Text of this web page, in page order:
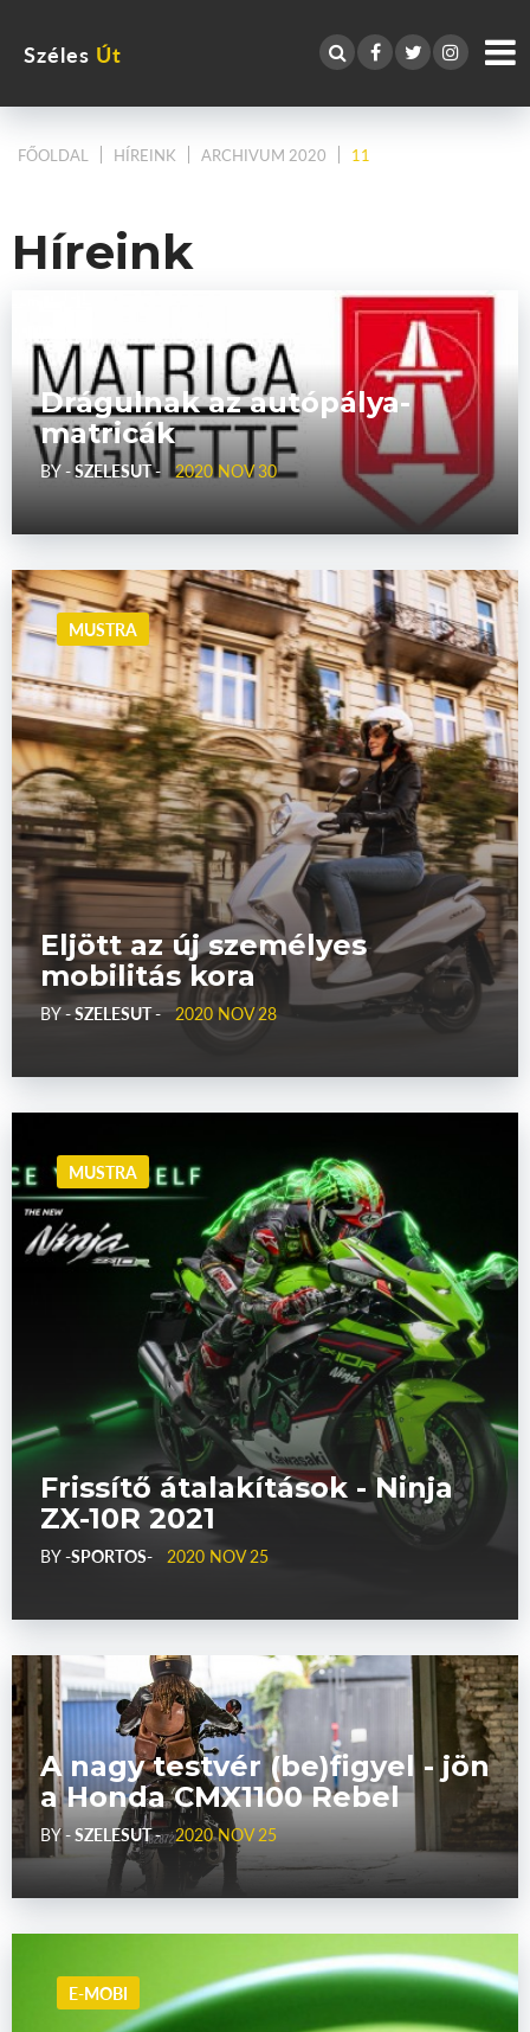
Széles Út
FŐOLDAL HÍREINK ARCHIVUM 2020 11
Híreink
Drágulnak az autópálya-
matricák
BY- SZELESUT - 2020 NOV 30
MUSTRA
Eljött az új személyes
mobilitás kora
BY- SZELESUT - 2020 NOV 28
MUSTRA
Frissítő átalakítások - Ninja
ZX-10R 2021
BY-SPORTOS- 2020 NOV 25
A nagy testvér (be)figyel - jön
a Honda CMX1100 Rebel
BY- SZELESUT - 2020 NOV 25
E-MOBI